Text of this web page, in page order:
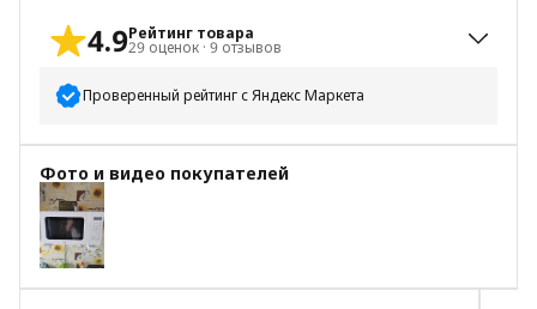
4.9Рейтинг товара
29 оценок · 9 отзывов
Проверенный рейтинг с Яндекс Маркета
5 звёзд
27
4 звезды
3 звезды
2 звезды
1 звезда
Фото и видео покупателей